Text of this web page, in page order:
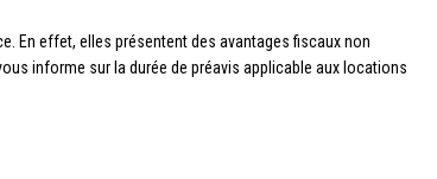
En effet, elles présentent des avantages fiscaux non
informe sur la durée de préavis applicable aux locations